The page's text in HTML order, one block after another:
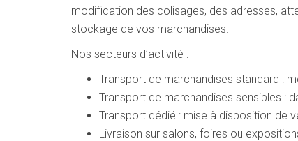
modification des colisages, des adresses,
stockage de vos marchandises.
Nos secteurs d’activité :
Transport de marchandises standard :
Transport de marchandises sensibles :
Transport dédié : mise à disposition de
Livraison sur salons, foires ou